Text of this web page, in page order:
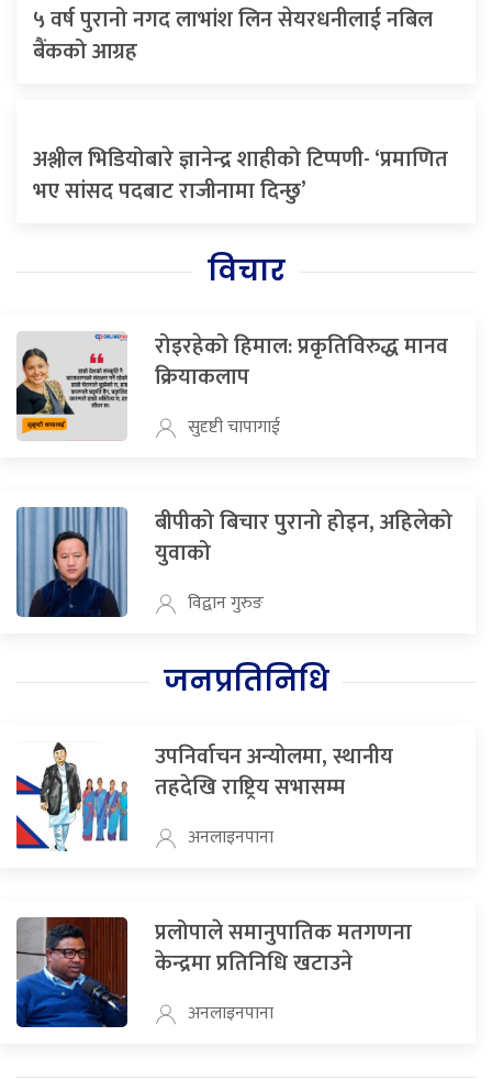
५ वर्ष पुरानो नगद लाभांश लिन सेयरधनीलाई नबिल
बैंकको आग्रह
अश्लील भिडियोबारे ज्ञानेन्द्र शाहीको टिप्पणी- ‘प्रमाणित
भए सांसद पदबाट राजीनामा दिन्छु’
विचार
रोइरहेको हिमाल: प्रकृतिविरुद्ध मानव
क्रियाकलाप
सुदृष्टी चापागाई
बीपीको बिचार पुरानो होइन, अहिलेको
युवाको
विद्वान गुरुङ
जनप्रतिनिधि
उपनिर्वाचन अन्योलमा, स्थानीय
तहदेखि राष्ट्रिय सभासम्म
अनलाइनपाना
प्रलोपाले समानुपातिक मतगणना
केन्द्रमा प्रतिनिधि खटाउने
अनलाइनपाना